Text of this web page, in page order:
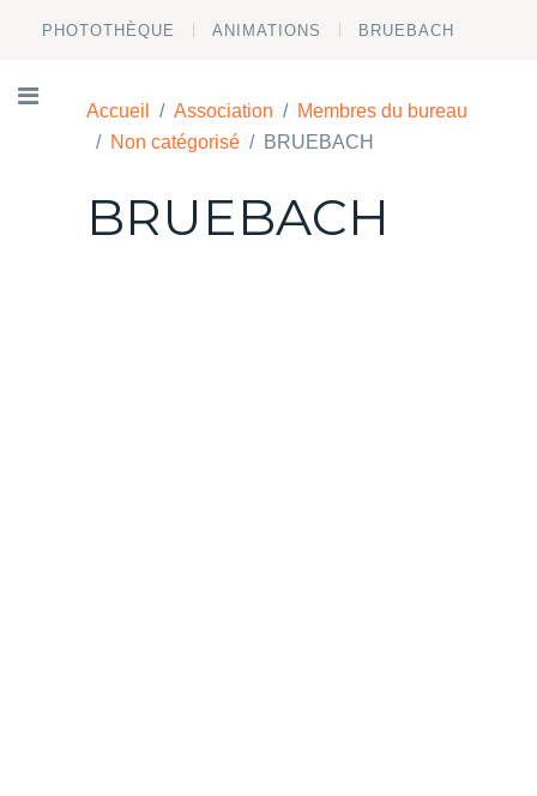
PHOTOTHÈQUE ANIMATIONS BRUEBACH
Accueil Association
Membres du bureau
Non catégorisé
BRUEBACH
BRUEBACH